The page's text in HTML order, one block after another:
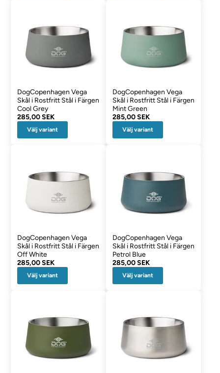
DogCopenhagen Vega
Skål i Rostfritt Stål i Färgen
Cool Grey
285,00 SEK
Välj variant
DogCopenhagen Vega
Skål i Rostfritt Stål i Färgen
Mint Green
285,00 SEK
Välj variant
DogCopenhagen Vega
Skål i Rostfritt Stål i Färgen
Off White
285,00 SEK
Välj variant
DogCopenhagen Vega
Skål i Rostfritt Stål i Färgen
Petrol Blue
285,00 SEK
Välj variant